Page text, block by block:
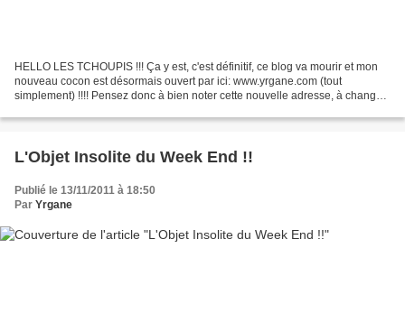
HELLO LES TCHOUPIS !!! Ça y est, c'est définitif, ce blog va mourir et mon
nouveau cocon est désormais ouvert par ici: www.yrgane.com (tout
simplement) !!!! Pensez donc à bien noter cette nouvelle adresse, à changer
L'Objet Insolite du Week End !!
Publié le 13/11/2011 à 18:50
Par Yrgane